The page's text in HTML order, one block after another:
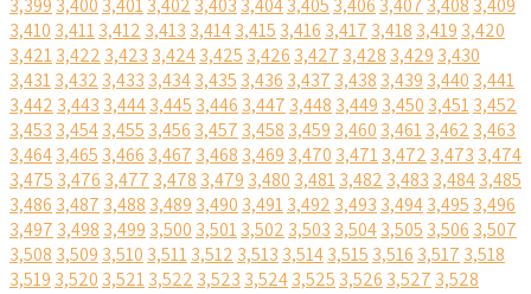
3,399 3,400 3,4013,402 3,403 3,4043,405 3,406 3,407 3,408 3,409
3,410 3,4113,412 3,413 3,4143,415 3,416 3,417 3,418 3,419 3,420
3,4213,422 3,423 3,4243,425 3,426 3,427 3,428 3,429 3,430
3,4313,432 3,433 3,4343,435 3,436 3,437 3,438 3,439 3,440 3,441
3,442 3,443 3,4443,445 3,446 3,447 3,448 3,449 3,450 3,4513,452
3,453 3,4543,455 3,456 3,457 3,458 3,459 3,460 3,4613,462 3,463
3,4643,465 3,466 3,467 3,468 3,469 3,470 3,4713,472 3,473 3,474
3,475 3,476 3,477 3,478 3,479 3,480 3,4813,482 3,483 3,4843,485
3,486 3,487 3,488 3,489 3,490 3,4913,492 3,493 3,4943,495 3,496
3,497 3,498 3,499 3,500 3,5013,502 3,503 3,5043,505 3,506 3,507
3,508 3,509 3,510 3,5113,512 3,513 3,5143,515 3,516 3,517 3,518
3,519 3,520 3,5213,522 3,523 3,5243,525 3,526 3,527 3,528